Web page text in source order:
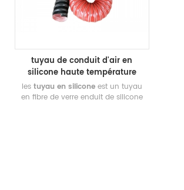
tuyau de conduit d'air en
silicone haute température
lestuyau en siliconeest un tuyau
en fibre de verre enduit de silicone